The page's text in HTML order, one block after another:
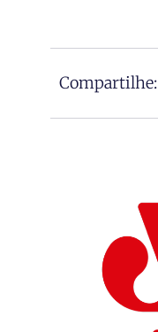
Compartilhe: